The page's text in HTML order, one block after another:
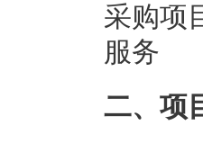
采购项
服务
二、项